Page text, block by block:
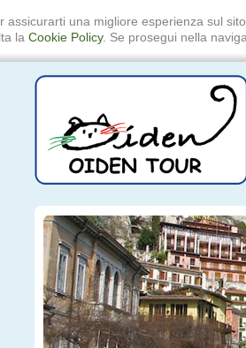
assicurarti una migliore esperienza sul
la Cookie Policy. Se prosegui nella